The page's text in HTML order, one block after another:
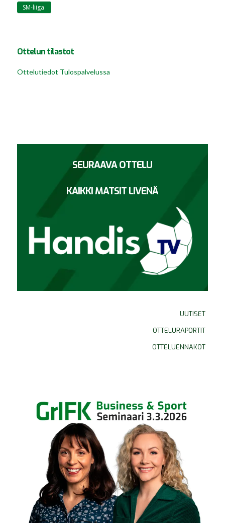
SM-liiga
Ottelun tilastot
Ottelutiedot Tulospalvelussa
SEURAAVA OTTELU
KAIKKI MATSIT LIVENÄ
UUTISET
OTTELURAPORTIT
OTTELUENNAKOT